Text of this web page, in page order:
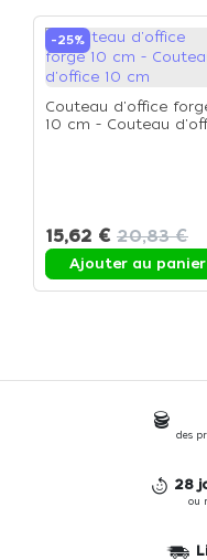
-25%
Couteau d'office
10 cm - Couteau
15,62 € 20,83 €
Ajouter au panier
des
28
ou